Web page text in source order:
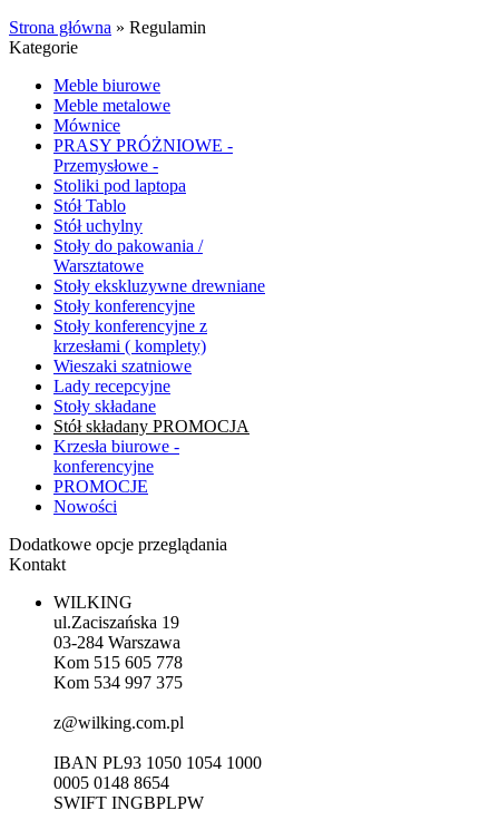
Strona główna » Regulamin
Kategorie
Meble biurowe
Meble metalowe
Mównice
PRASY PRÓŻNIOWE -
Przemysłowe -
Stoliki pod laptopa
Stół Tablo
Stół uchylny
Stoły do pakowania /
Warsztatowe
Stoły ekskluzywne drewniane
Stoły konferencyjne
Stoły konferencyjne z
krzesłami ( komplety)
Wieszaki szatniowe
Lady recepcyjne
Stoły składane
Stół składany PROMOCJA
Krzesła biurowe -
konferencyjne
PROMOCJE
Nowości
Dodatkowe opcje przeglądania
Kontakt
WILKING
ul.Zaciszańska 19
03-284 Warszawa
Kom 515 605 778
Kom 534 997 375
z@wilking.com.pl
IBAN PL93 1050 1054 1000
0005 0148 8654
SWIFT INGBPLPW